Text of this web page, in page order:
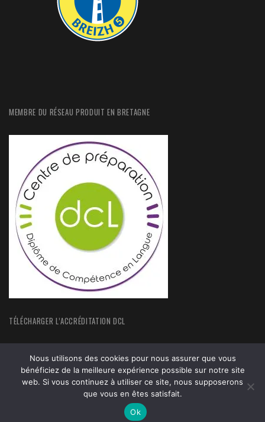
MEMBRE DU RÉSEAU PRODUIT EN BRETAGNE
TÉLÉCHARGER L’ACCRÉDITATION DCL
FORMATIONS ACTUALITÉS MENTIONS LEGALES
Nous utilisons des cookies pour nous assurer que vous
bénéficiez de la meilleure expérience possible sur notre site
web. Si vous continuez à utiliser ce site, nous supposerons
que vous en êtes satisfait.
Ok